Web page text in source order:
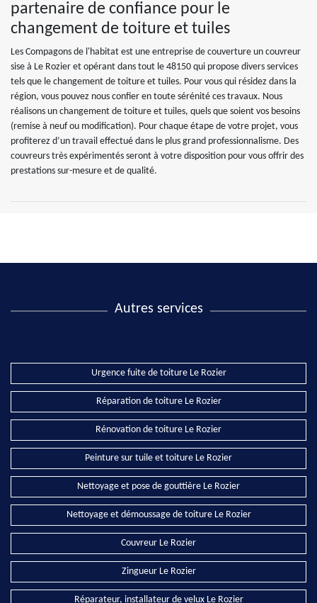
partenaire de confiance pour le
changement de toiture et tuiles
Les Compagons de l'habitat est une entreprise de couverture un couvreur
sise à Le Rozier et opérant dans tout le 48150 qui propose divers services
tels que le changement de toiture et tuiles. Pour vous qui résidez dans la
région, vous pouvez nous confier en toute sérénité ces travaux. Nous
réalisons un changement de toiture et tuiles, quels que soient vos besoins
(remise à neuf ou modification). Pour chaque étape de votre projet, vous
profiterez d’un travail effectué dans le plus grand professionnalisme. Des
couvreurs très expérimentés seront à votre disposition pour vous offrir des
prestations sur-mesure et de qualité.
Autres services
Urgence fuite de toiture Le Rozier
Réparation de toiture Le Rozier
Rénovation de toiture Le Rozier
Peinture sur tuile et toiture Le Rozier
Nettoyage et pose de gouttière Le Rozier
Nettoyage et démoussage de toiture Le Rozier
Couvreur Le Rozier
Zingueur Le Rozier
Réparateur, installateur de velux Le Rozier